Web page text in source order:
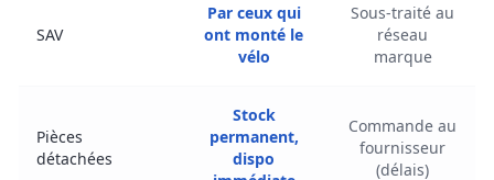
SAV
Par ceux qui
ont monté le
vélo
Sous-traité au
réseau
marque
Pièces
détachées
Stock
permanent,
dispo
Commande au
fournisseur
(délais)